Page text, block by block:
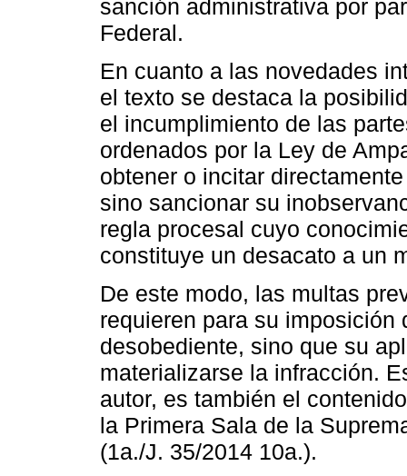
sanción administrativa por
Federal.
En cuanto a las novedades
el texto se destaca la
el incumplimiento de las
ordenados por la Ley de
obtener o incitar
sino sancionar su
regla procesal cuyo
constituye un desacato a un
De este modo, las multas
requieren para su
desobediente, sino que su
materializarse la infracción.
autor, es también el
la Primera Sala de la
(1a./J. 35/2014 10a.).